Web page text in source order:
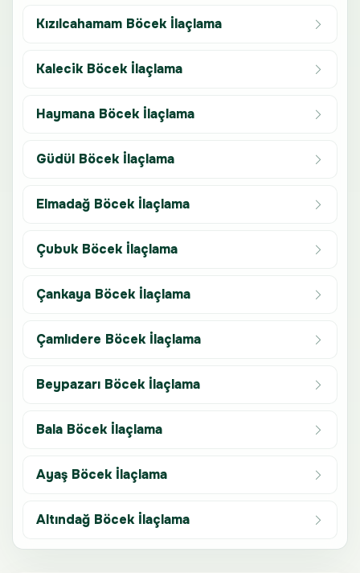
Kızılcahamam Böcek İlaçlama
Kalecik Böcek İlaçlama
Haymana Böcek İlaçlama
Güdül Böcek İlaçlama
Elmadağ Böcek İlaçlama
Çubuk Böcek İlaçlama
Çankaya Böcek İlaçlama
Çamlıdere Böcek İlaçlama
Beypazarı Böcek İlaçlama
Bala Böcek İlaçlama
Ayaş Böcek İlaçlama
Altındağ Böcek İlaçlama